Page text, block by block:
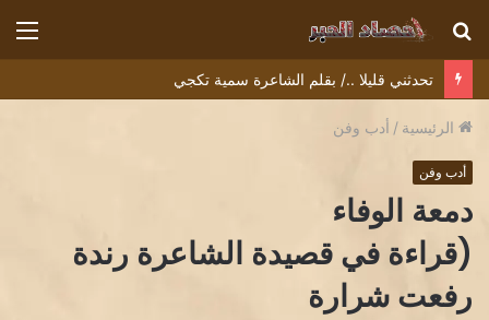
بحث
عن
تحدثني قليلا ../ بقلم الشاعرة سمية تكجي
الرئيسية / أدب وفن
أدب وفن
دمعة الوفاء
(قراءة في قصيدة الشاعرة رندة
رفعت شرارة